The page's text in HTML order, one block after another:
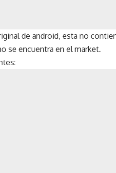
de android, esta no
se encuentra en el market.